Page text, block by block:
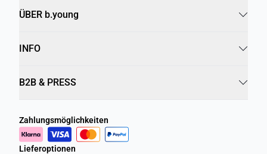
ÜBER b.young
INFO
B2B & PRESS
Zahlungsmöglichkeiten
Lieferoptionen